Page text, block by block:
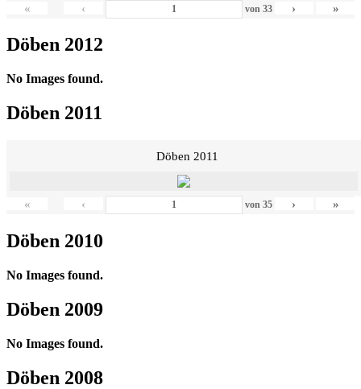
« ‹ von 33 › »
Döben 2012
No Images found.
Döben 2011
Döben 2011
« ‹ von 35 › »
Döben 2010
No Images found.
Döben 2009
No Images found.
Döben 2008